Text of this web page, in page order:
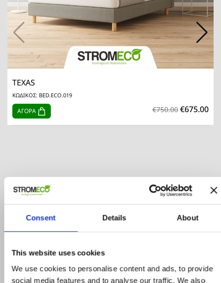
Consent Details About
This website uses cookies
We use cookies to personalise content and ads, to provide
social media features and to analyse our traffic. We also
TEXAS
ΚΩΔΙΚΟΣ: BED.ECO.019
ΑΓΟΡΑ €750.00 €675.00
Προϊόντα σε προσφορά
Δείτε ολα τα προϊόντα μας που εχουν
προσφορά και επωφεληθείτε για τις αγορές
σας